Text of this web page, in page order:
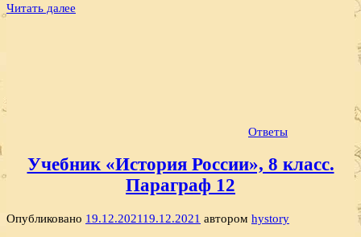
Читать далее
Ответы
Учебник «История России», 8 класс.
Параграф 12
Опубликовано 19.12.202119.12.2021 автором hystory